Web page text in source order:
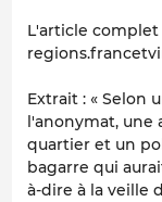
L'article
Extrait : « Selon
l'anonymat,
quartier et un
bagarre qui
à-dire à la veille